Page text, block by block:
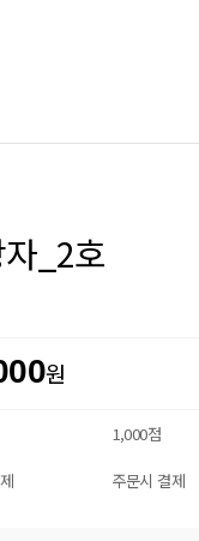
_2호
원
1,000점
주문시 결제